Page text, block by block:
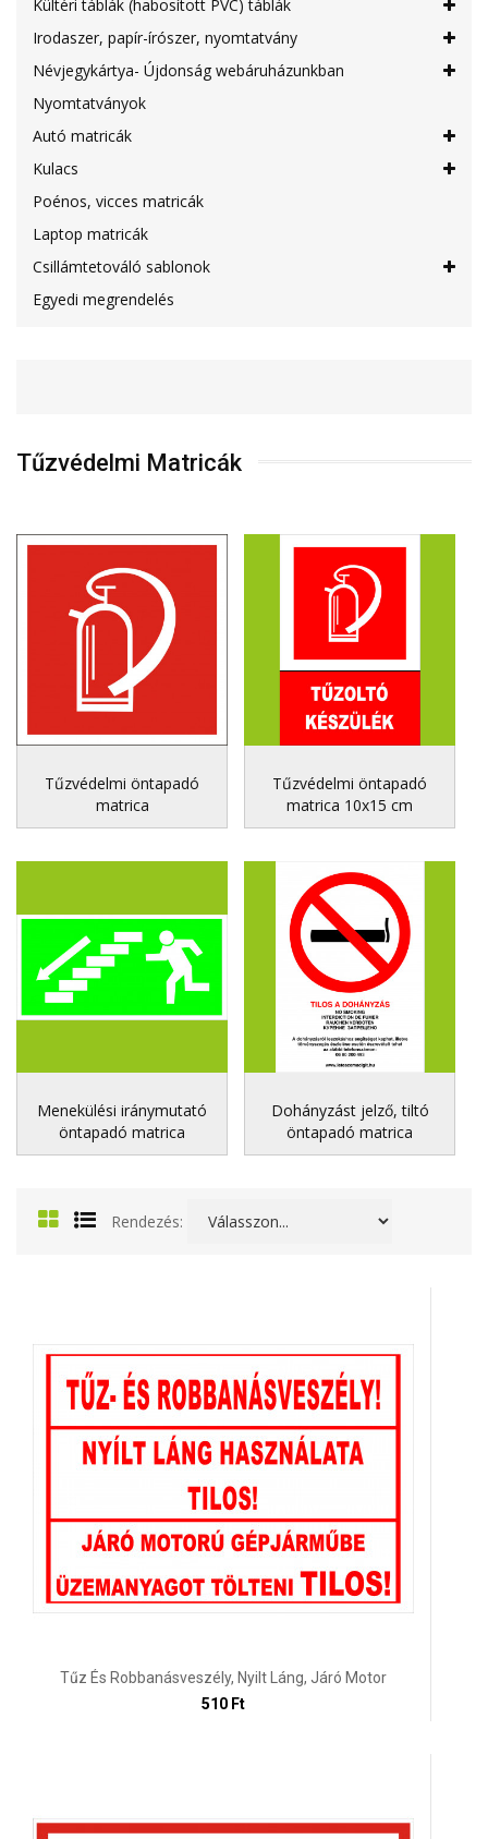
Kültéri táblák (habosított PVC) táblák
Irodaszer, papír-írószer, nyomtatvány
Névjegykártya- Újdonság webáruházunkban
Nyomtatványok
Autó matricák
Kulacs
Poénos, vicces matricák
Laptop matricák
Csillámtetováló sablonok
Egyedi megrendelés
Tűzvédelmi Matricák
Tűzvédelmi öntapadó
matrica
Tűzvédelmi öntapadó
matrica 10x15 cm
Menekülési iránymutató
öntapadó matrica
Dohányzást jelző, tiltó
öntapadó matrica
Rendezés:
Tűz És Robbanásveszély, Nyilt Láng, Járó Motor
510 Ft